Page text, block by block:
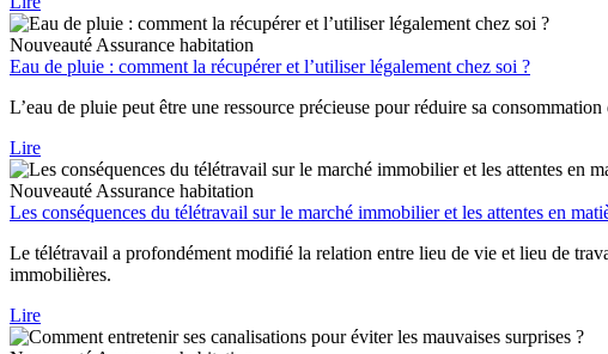
Nouveauté Assurance habitation
Eau de pluie : comment la récupérer et l’utiliser légalement chez soi ?
L’eau de pluie peut être une ressource précieuse pour réduire sa
Lire
Nouveauté Assurance habitation
Les conséquences du télétravail sur le marché immobilier et les attentes en
Le télétravail a profondément modifié la relation entre lieu de vie et lieu de
immobilières.
Lire